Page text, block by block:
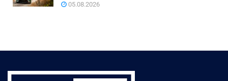
05.08.2026